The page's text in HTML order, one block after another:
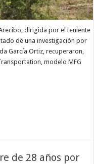
dirigida por el teniente
de una investigación por
García Ortiz, recuperaron,
modelo MFG
de 28 años por